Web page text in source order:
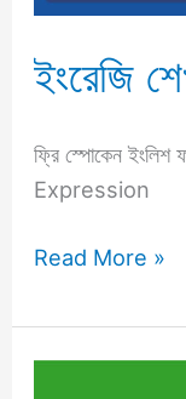
ইংরেজি
ফ্রি স্পোকেন
Expression
Read More »